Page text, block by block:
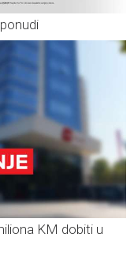
KM dobiti u